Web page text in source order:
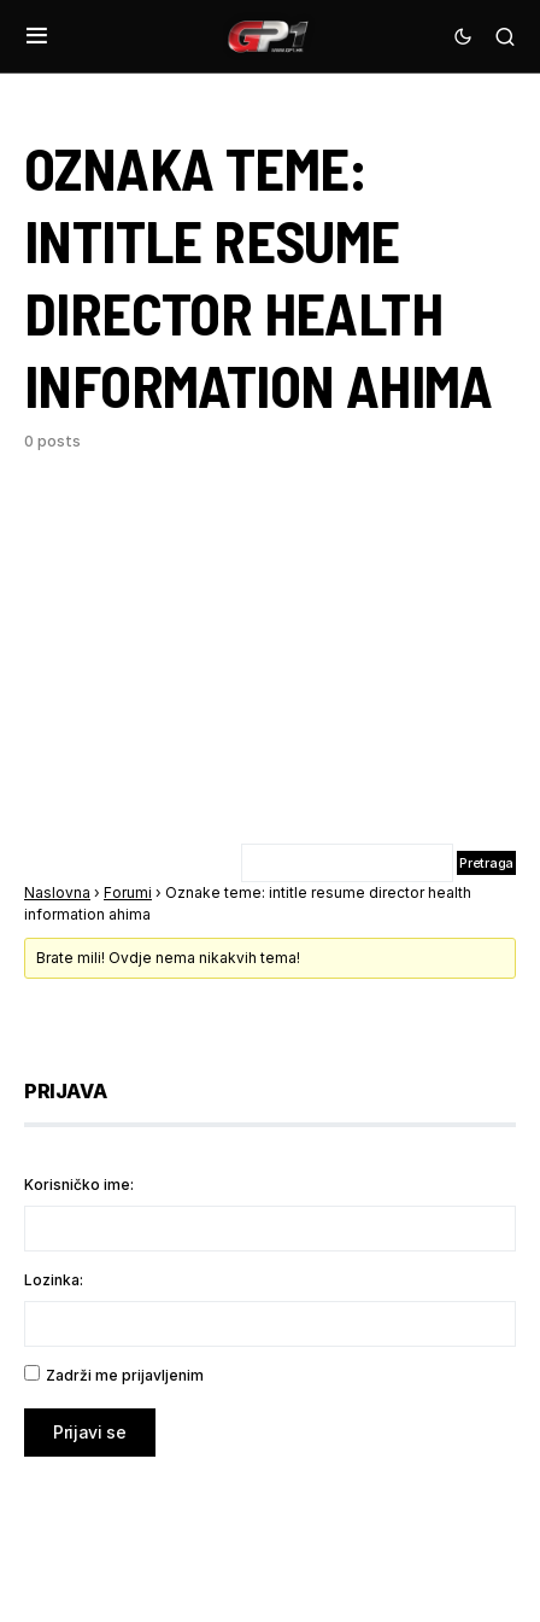
OZNAKA TEME:
INTITLE RESUME
DIRECTOR HEALTH
INFORMATION AHIMA
0 posts
Naslovna › Forumi › Oznake teme: intitle resume director health
information ahima
Brate mili! Ovdje nema nikakvih tema!
PRIJAVA
Korisničko ime:
Lozinka:
Zadrži me prijavljenim
Prijavi se